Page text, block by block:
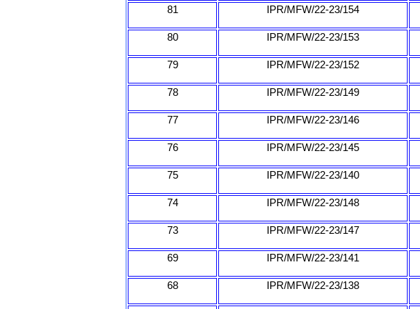
81 IPR/MFW/22-23/154
80 IPR/MFW/22-23/153
79 IPR/MFW/22-23/152
78 IPR/MFW/22-23/149
77 IPR/MFW/22-23/146
76 IPR/MFW/22-23/145
75 IPR/MFW/22-23/140
74 IPR/MFW/22-23/148
73 IPR/MFW/22-23/147
69 IPR/MFW/22-23/141
68 IPR/MFW/22-23/138